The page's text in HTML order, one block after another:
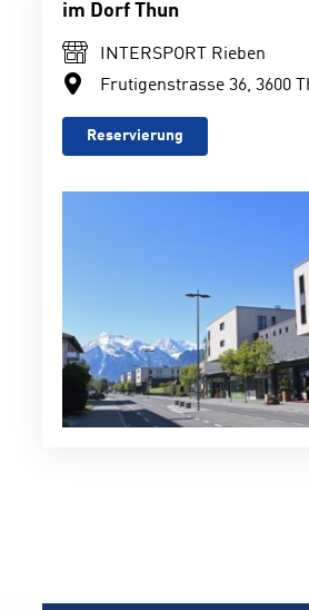
im Dorf Thun
INTERSPORT Rieben
Frutigenstrasse 36, 3600
Reservierung